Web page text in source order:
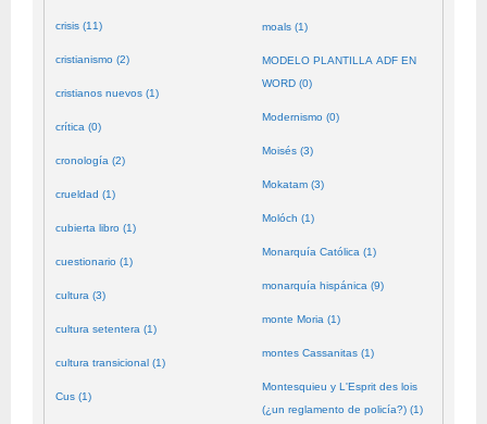
crisis (11)
cristianismo (2)
cristianos nuevos (1)
crítica (0)
cronología (2)
crueldad (1)
cubierta libro (1)
cuestionario (1)
cultura (3)
cultura setentera (1)
cultura transicional (1)
Cus (1)
moals (1)
MODELO PLANTILLA ADF EN
WORD (0)
Modernismo (0)
Moisés (3)
Mokatam (3)
Molóch (1)
Monarquía Católica (1)
monarquía hispánica (9)
monte Moria (1)
montes Cassanitas (1)
Montesquieu y L'Esprit des lois
(¿un reglamento de policía?) (1)